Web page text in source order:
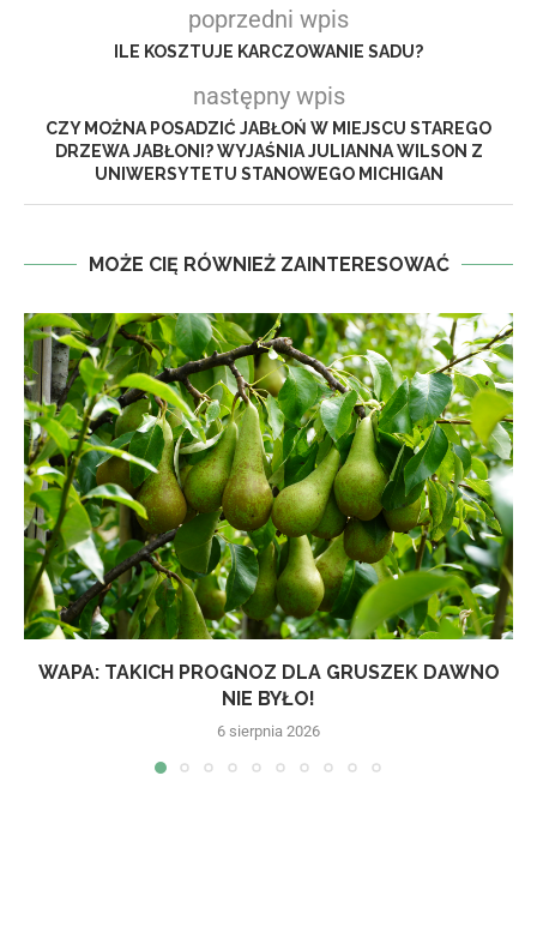
poprzedni wpis
ILE KOSZTUJE KARCZOWANIE SADU?
następny wpis
CZY MOŻNA POSADZIĆ JABŁOŃ W MIEJSCU STAREGO
DRZEWA JABŁONI? WYJAŚNIA JULIANNA WILSON Z
UNIWERSYTETU STANOWEGO MICHIGAN
MOŻE CIĘ RÓWNIEŻ ZAINTERESOWAĆ
WAPA: TAKICH PROGNOZ DLA GRUSZEK DAWNO
NIE BYŁO!
6 sierpnia 2026